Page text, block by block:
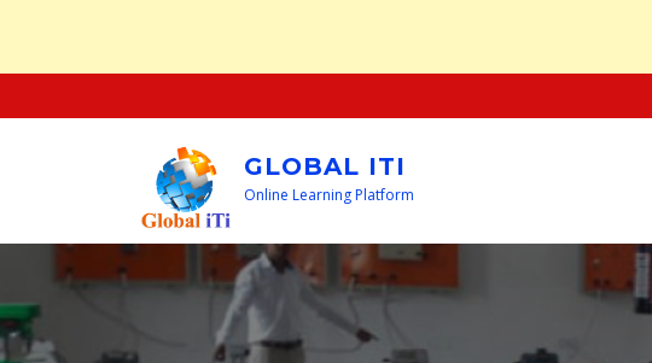
GLOBAL ITI
Online Learning Platform